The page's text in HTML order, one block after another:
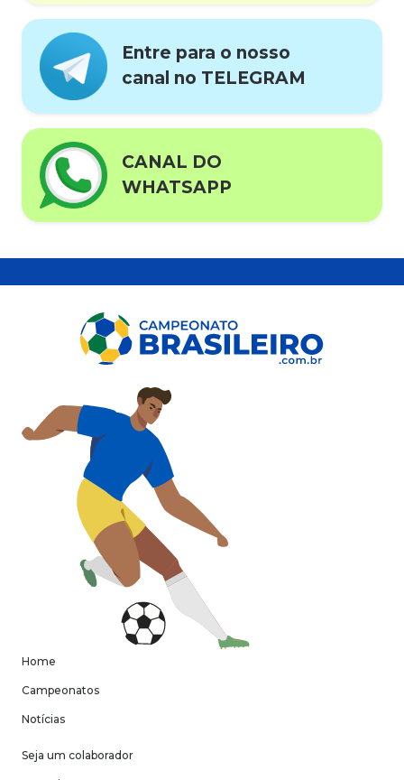
Entre para o nosso
canal no TELEGRAM
CANAL DO
WHATSAPP
Home
Campeonatos
Notícias
Seja um colaborador